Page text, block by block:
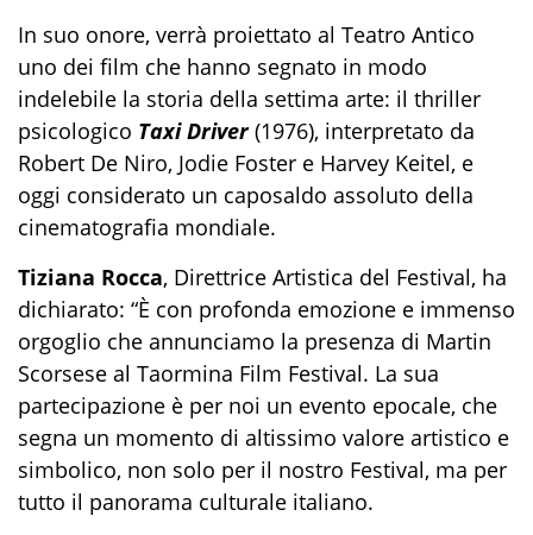
In suo onore, verrà proiettato al Teatro Antico
uno dei film che hanno segnato in modo
indelebile la storia della settima arte: il thriller
psicologico Taxi Driver(1976), interpretato da
Robert De Niro, Jodie Foster e Harvey Keitel, e
oggi considerato un caposaldo assoluto della
cinematografia mondiale.
Tiziana Rocca, Direttrice Artistica del Festival, ha
dichiarato: “È con profonda emozione e immenso
orgoglio che annunciamo la presenza di Martin
Scorsese al Taormina Film Festival. La sua
partecipazione è per noi un evento epocale, che
segna un momento di altissimo valore artistico e
simbolico, non solo per il nostro Festival, ma per
tutto il panorama culturale italiano.